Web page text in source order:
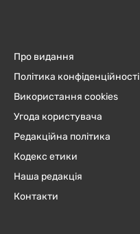
Про видання
Політика конфіденційності
Використання cookies
Угода користувача
Редакційна політика
Кодекс етики
Наша редакція
Контакти